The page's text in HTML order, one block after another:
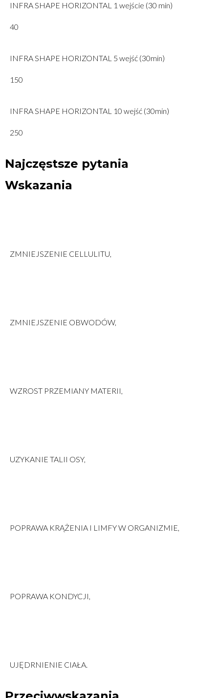
INFRA SHAPE HORIZONTAL 1 wejście (30 min)
40
INFRA SHAPE HORIZONTAL 5 wejść (30min)
150
INFRA SHAPE HORIZONTAL 10 wejść (30min)
250
Najczęstsze pytania
Wskazania
ZMNIEJSZENIE CELLULITU,
ZMNIEJSZENIE OBWODÓW,
WZROST PRZEMIANY MATERII,
UZYKANIE TALII OSY,
POPRAWA KRĄŻENIA I LIMFY W ORGANIZMIE,
POPRAWA KONDYCJI,
UJĘDRNIENIE CIAŁA.